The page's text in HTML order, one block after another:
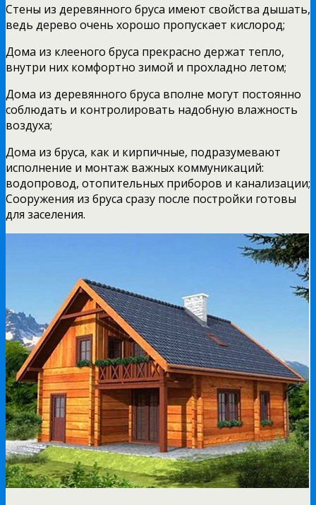
Стены из деревянного бруса имеют свойства дышать,
ведь дерево очень хорошо пропускает кислород;
Дома из клееного бруса прекрасно держат тепло,
внутри них комфортно зимой и прохладно летом;
Дома из деревянного бруса вполне могут постоянно
соблюдать и контролировать надобную влажность
воздуха;
Дома из бруса, как и кирпичные, подразумевают
исполнение и монтаж важных коммуникаций:
водопровод, отопительных приборов и канализации;
Сооружения из бруса сразу после постройки готовы
для заселения.